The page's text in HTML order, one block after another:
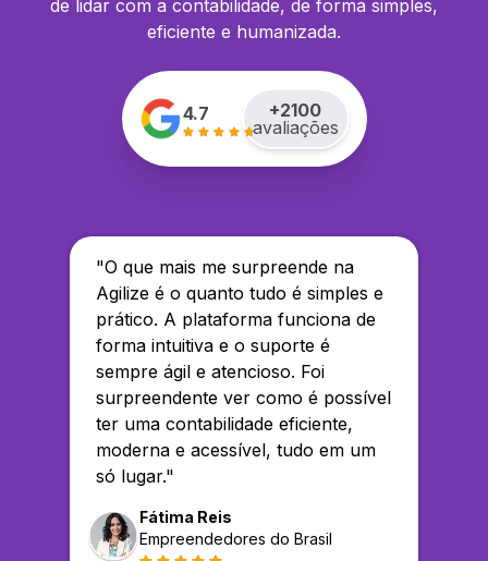
de lidar com a contabilidade, de forma simples,
eficiente e humanizada.
4.7 +2100
avaliações
"O que mais me surpreende na
Agilize é o quanto tudo é simples e
prático. A plataforma funciona de
forma intuitiva e o suporte é
sempre ágil e atencioso. Foi
surpreendente ver como é possível
ter uma contabilidade eficiente,
moderna e acessível, tudo em um
só lugar."
Fátima Reis
Empreendedores do Brasil